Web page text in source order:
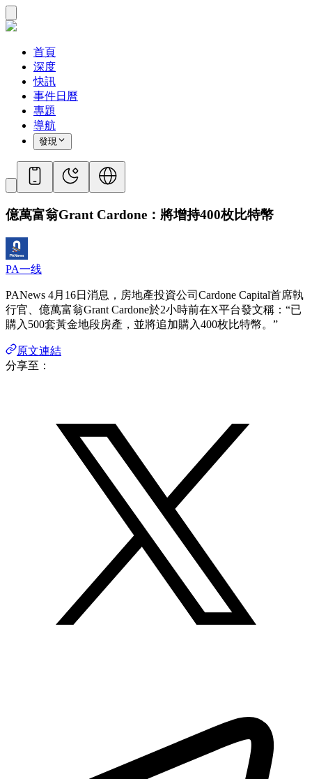
首頁
深度
快訊
事件日曆
專題
導航
發現
億萬富翁Grant Cardone：將增持400枚比特幣
PA一线
PANews 4月16日消息，房地產投資公司Cardone Capital首席執
行官、億萬富翁Grant Cardone於2小時前在X平台發文稱：“已
購入500套黃金地段房產，並將追加購入400枚比特幣。”
原文連結
分享至：